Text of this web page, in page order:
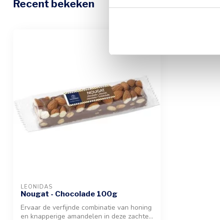
Recent bekeken
LEONIDAS
Nougat - Chocolade 100g
Ervaar de verfijnde combinatie van honing
en knapperige amandelen in deze zachte...